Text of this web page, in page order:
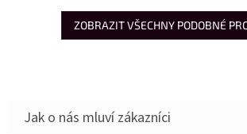
ZOBRAZIT VŠECHNY PODOBNÉ